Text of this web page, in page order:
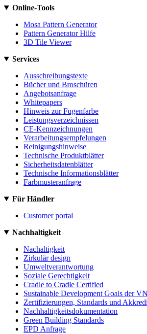
Online-Tools
Mosa Pattern Generator
Pattern Generator Hilfe
3D Tile Viewer
Services
Ausschreibungstexte
Bücher und Broschüren
Angebotsanfrage
Whitepapers
Hinweis zur Fugenfarbe
Leistungsverzeichnissen
CE-Kennzeichnungen
Verarbeitungsempfelungen
Reinigungshinweise
Technische Produktblätter
Sicherheitsdatenblätter
Technische Informationsblätter
Farbmusteranfrage
Für Händler
Customer portal
Nachhaltigkeit
Nachaltigkeit
Zirkulär design
Umweltverantwortung
Soziale Gerechtigkeit
Cradle to Cradle Certified
Sustainable Development Goals der VN
Zertifizierungen, Standards und
Nachhaltigkeitsdokumentation
Green Building Standards
EPD Anfrage